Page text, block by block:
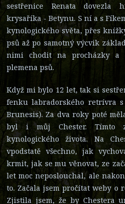
sestřenice Renata dovezla
krysaříka - Betynu. S ní a s
kynologického světa, přes
psů až po samotný výcvik
nimi chodit na procházky a
plemena psů.
Když mi bylo 12 let, tak si
fenku labradorského retrívra
Brunesis). Za dva roky poté
byl i můj Chester. Tímto
kynologického života. Na
vpodstatě všechno, jak
krmit, jak se mu věnovat, ze
let moc neposlouchal, ale
to. Začala jsem pročítat weby
Zjistila jsem, že by Chestera